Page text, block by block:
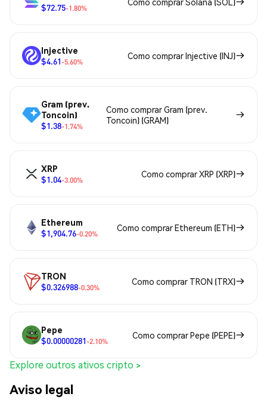
$72.75-1.80%
Injective
$4.61-5.60%
Como comprar Injective (INJ)
Gram (prev.
Toncoin)
$1.38-1.74%
Como comprar Gram (prev.
Toncoin) (GRAM)
XRP
$1.04-3.00%
Como comprar XRP (XRP)
Ethereum
$1,904.76-0.20%
Como comprar Ethereum (ETH)
TRON
$0.326988-0.30%
Como comprar TRON (TRX)
Pepe
$0.00000281-2.10%
Como comprar Pepe (PEPE)
Explore outros ativos cripto >
Aviso legal